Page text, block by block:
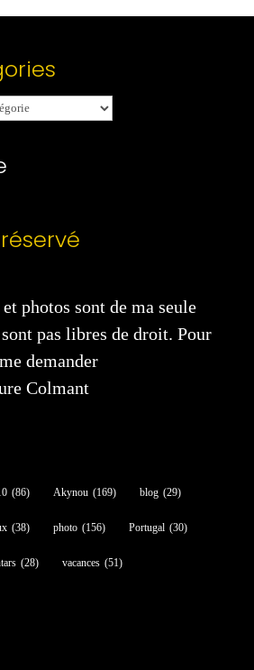
photos sont de ma seule
pas libres de droit. Pour
demander
Colmant
(86) Akynou (169) blog (29)
(38) photo (156) Portugal (30)
(28) vacances (51)